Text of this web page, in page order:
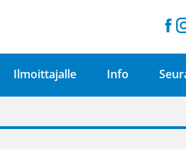
Ilmoittajalle Info
parempana painojäljen
kuin kaupungissa"